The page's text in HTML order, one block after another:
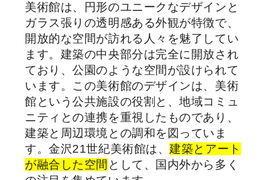
美術館は、円形のユニークなデザインと
ガラス張りの透明感ある外観が特徴で、
開放的な空間が訪れる人々を魅了してい
ます。建築の中央部分は完全に開放され
ており、公園のような空間が設けられて
います。この美術館のデザインは、美術
館という公共施設の役割と、地域コミュ
ニティとの連携を重視したものであり、
建築と周辺環境との調和を図っていま
す。金沢21世紀美術館は、建築とアート
が融合した空間 として、国内外から多く